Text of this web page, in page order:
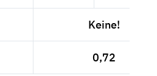
Keine!
0,72